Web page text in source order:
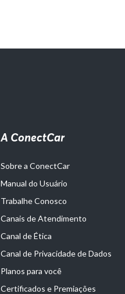
A ConectCar
Sobre a ConectCar
Manual do Usuário
Trabalhe Conosco
Canais de Atendimento
Canal de Ética
Canal de Privacidade de Dados
Planos para você
Certificados e Premiações